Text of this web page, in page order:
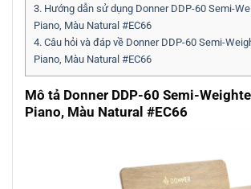
3. Hướng dẫn sử dụng Donner DDP-60 Semi-
Piano, Màu Natural #EC66
4. Câu hỏi và đáp về Donner DDP-60 Semi-
Piano, Màu Natural #EC66
Mô tả Donner DDP-60 Semi-
Piano, Màu Natural #EC66